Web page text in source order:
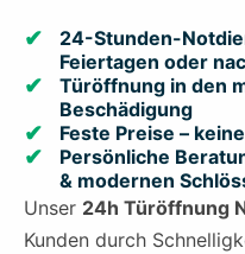
24-Stunden-
Feiertagen oder
Türöffnung in den
Beschädigung
Feste Preise –
Persönliche
& modernen
Unser 24h Türöffnung
Kunden durch